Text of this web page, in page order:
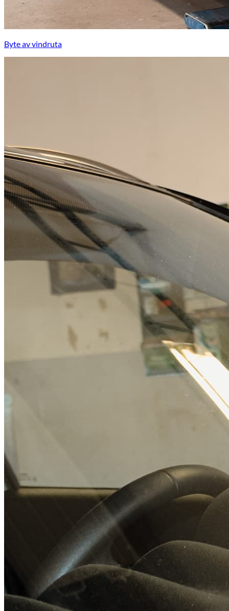
Byte av vindruta